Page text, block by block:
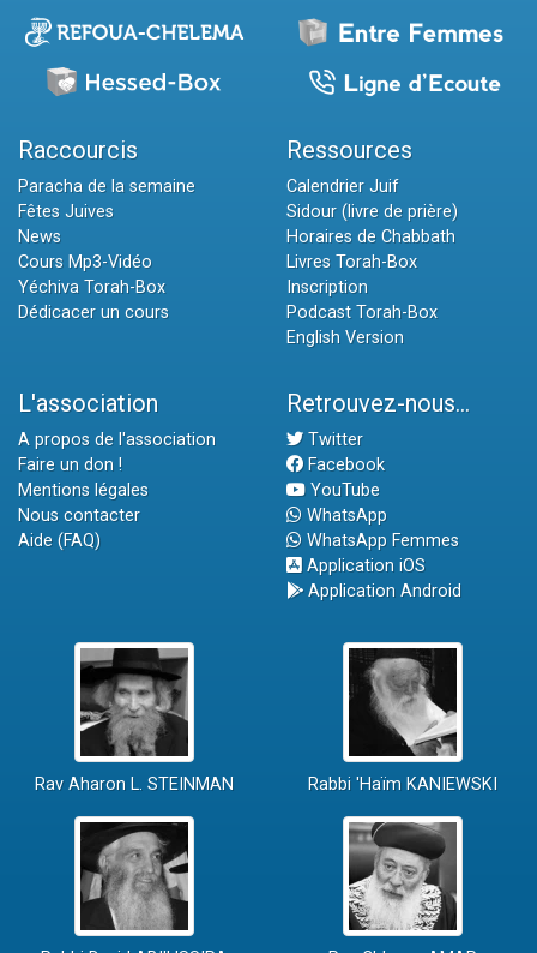
Raccourcis
Paracha de la semaine
Fêtes Juives
News
Cours Mp3-Vidéo
Yéchiva Torah-Box
Dédicacer un cours
Ressources
Calendrier Juif
Sidour (livre de prière)
Horaires de Chabbath
Livres Torah-Box
Inscription
Podcast Torah-Box
English Version
L'association
A propos de l'association
Faire un don !
Mentions légales
Nous contacter
Aide (FAQ)
Retrouvez-nous...
Twitter
Facebook
YouTube
WhatsApp
WhatsApp Femmes
Application iOS
Application Android
Rav Aharon L. STEINMAN Rabbi 'Haïm KANIEWSKI